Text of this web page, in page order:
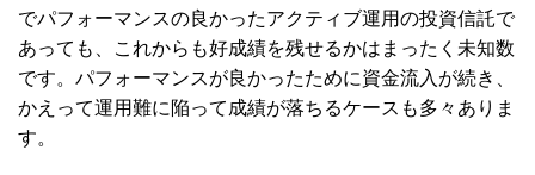
でパフォーマンスの良かったアクティブ運用の投資信託で
あっても、これからも好成績を残せるかはまったく未知数
です。パフォーマンスが良かったために資金流入が続き、
かえって運用難に陥って成績が落ちるケースも多々ありま
す。